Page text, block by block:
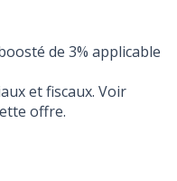
de 3% applicable
et fiscaux. Voir
offre.